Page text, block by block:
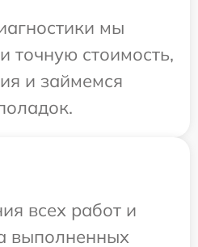
мы
точную стоимость,
и займемся
всех работ и
выполненных